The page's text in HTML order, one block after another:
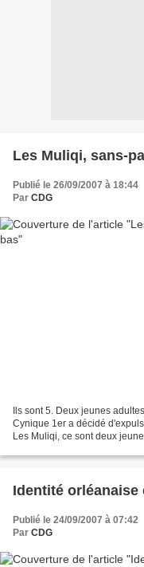
Les Muliqi, sans-
Publié le 26/09/2007 à 18:44
Par CDG
Ils sont 5. Deux jeunes
Cynique 1er a décidé
Les Muliqi, ce sont deux
Identité
Publié le 24/09/2007 à 07:42
Par CDG